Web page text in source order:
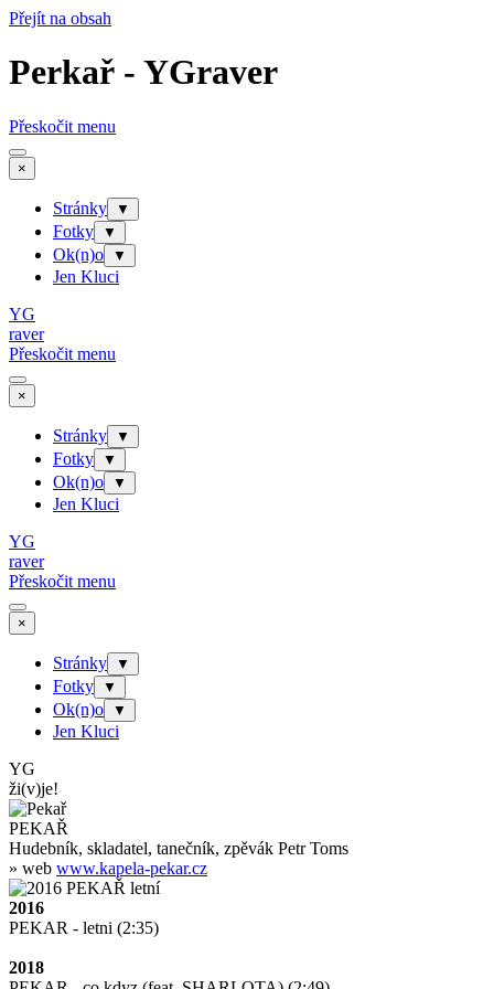
Přejít na obsah
Perkař - YGraver
Přeskočit menu
×
Stránky ▼
Fotky ▼
Ok(n)o ▼
Jen Kluci
YG
raver
Přeskočit menu
×
Stránky ▼
Fotky ▼
Ok(n)o ▼
Jen Kluci
YG
raver
Přeskočit menu
×
Stránky ▼
Fotky ▼
Ok(n)o ▼
Jen Kluci
YG
ži(v)je!
PEKAŘ
Hudebník, skladatel, tanečník, zpěvák Petr Toms
» web www.kapela-pekar.cz
2016
PEKAR - letni (2:35)
2018